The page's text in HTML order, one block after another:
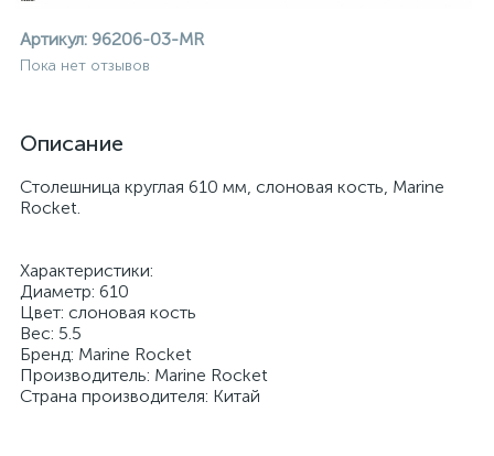
Артикул: 96206-03-MR
Пока нет отзывов
Описание
Столешница круглая 610 мм, слоновая кость, Marine
Rocket.
Характеристики:
Диаметр: 610
Цвет: слоновая кость
Веc: 5.5
Бренд: Marine Rocket
Производитель: Marine Rocket
Страна производителя: Китай